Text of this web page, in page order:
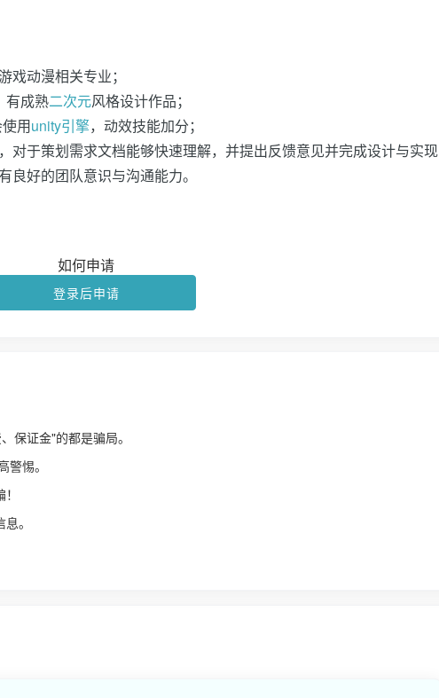
戏动漫相关专业；
有成熟二次元风格设计作品；
用unity引擎，动效技能加分；
对于策划需求文档能够快速理解，并提出反馈意见并完成设计与实现
好的团队意识与沟通能力。
如何申请
登录后申请
保证金"的都是骗局。
惕。
。